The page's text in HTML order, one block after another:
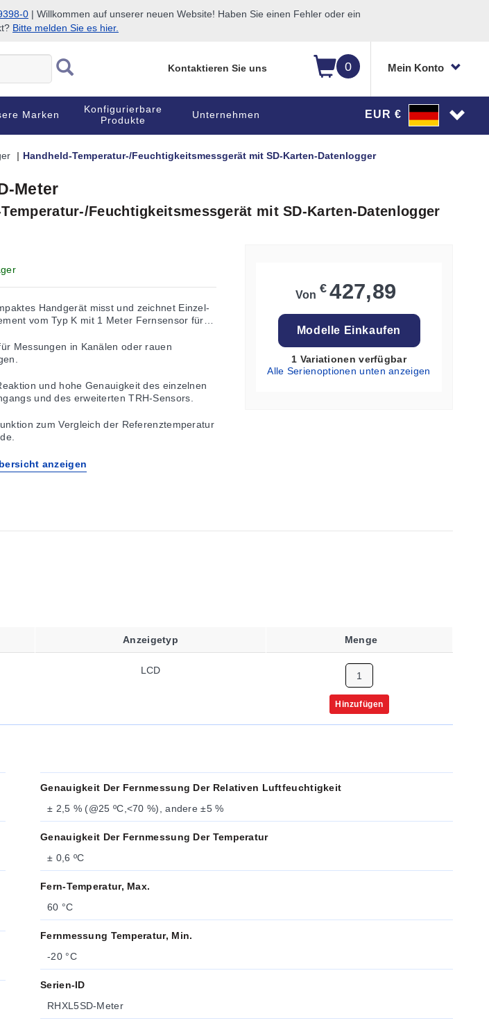
0 | Willkommen auf unserer neuen Website! Haben Sie einen Fehler oder ein
Bitte melden Sie es hier.
0 Mein Konto
Kontaktieren Sie uns
Marken
Konfigurierbare
Produkte
Unternehmen EUR €
Handheld-Temperatur-/Feuchtigkeitsmessgerät mit SD-Karten-Datenlogger
Meter
Feuchtigkeitsmessgerät mit SD-Karten-Datenlogger
Handgerät misst und zeichnet Einzel-
vom Typ K mit 1 Meter Fernsensor für
Messungen in Kanälen oder rauen
und hohe Genauigkeit des einzelnen
und des erweiterten TRH-Sensors.
zum Vergleich der Referenztemperatur
anzeigen
Von € 427,89
Modelle Einkaufen
1 Variationen verfügbar
Alle Serienoptionen unten anzeigen
Anzeigetyp Menge
LCD
Hinzufügen
Genauigkeit Der Fernmessung Der Relativen Luftfeuchtigkeit
± 2,5 % (@25 ºC,<70 %), andere ±5 %
Genauigkeit Der Fernmessung Der Temperatur
± 0,6 ºC
Fern-Temperatur, Max.
60 °C
Fernmessung Temperatur, Min.
-20 °C
Serien-ID
RHXL5SD-Meter